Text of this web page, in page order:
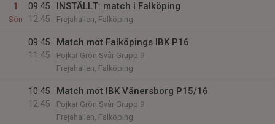
1
Sön
09:45
12:45
INSTÄLLT: match i Falköping
Frejahallen, Falköping
09:45
11:45
Match mot Falköpings IBK P16
Pojkar Grön Svår Grupp 9
Frejahallen, Falköping
10:45
12:45
Match mot IBK Vänersborg P15/16
Pojkar Grön Svår Grupp 9
Frejahallen, Falköping